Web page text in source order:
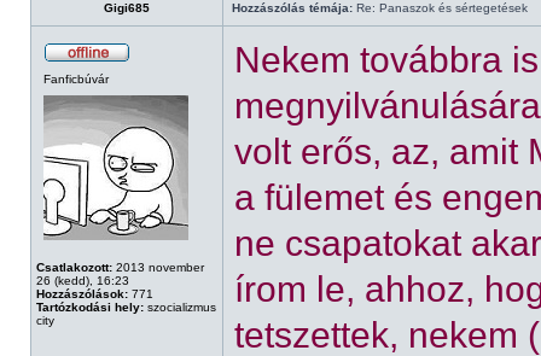
Gigi685 Hozzászólás témája: Re: Panaszok és sértegetések
Fanficbúvár
Csatlakozott: 2013 november
26 (kedd), 16:23
Hozzászólások: 771
Tartózkodási hely: szocializmus
city
Nekem továbbra
volt erős, az, amit
a fülemet és
ne csapatokat
írom le, ahhoz,
tetszettek, nekem